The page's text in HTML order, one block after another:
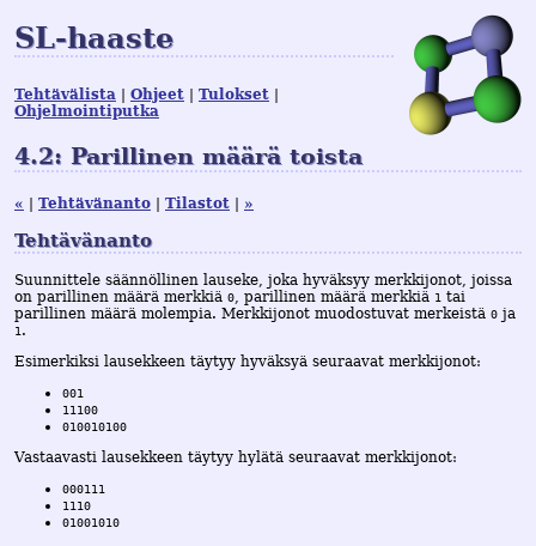
SL-haaste
Tehtävälista Ohjeet
Tulokset
Ohjelmointiputka
4.2: Parillinen määrä toista
« Tehtävänanto Tilastot »
Tehtävänanto
Suunnittele säännöllinen lauseke, joka hyväksyy merkkijonot, joissa
on parillinen määrä merkkiä 0, parillinen määrä merkkiä 1 tai
parillinen määrä molempia. Merkkijonot muodostuvat merkeistä 0 ja
1 .
Esimerkiksi lausekkeen täytyy hyväksyä seuraavat merkkijonot:
001
11100
010010100
Vastaavasti lausekkeen täytyy hylätä seuraavat merkkijonot:
000111
1110
01001010